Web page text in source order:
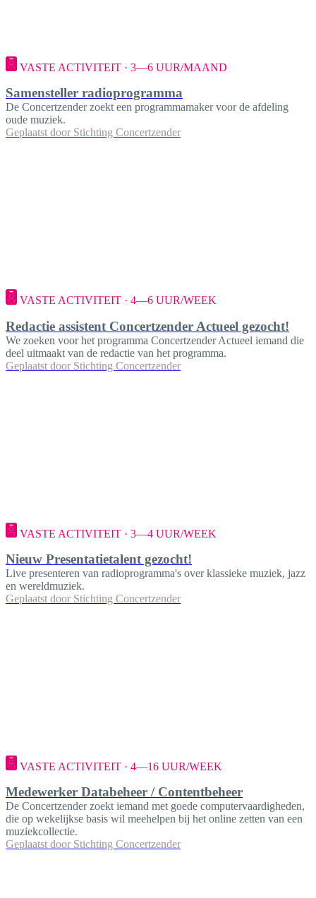
VASTE ACTIVITEIT · 3—6 UUR/MAAND
Samensteller radioprogramma
De Concertzender zoekt een programmamaker voor de afdeling
oude muziek.
Geplaatst door Stichting Concertzender
VASTE ACTIVITEIT · 4—6 UUR/WEEK
Redactie assistent Concertzender Actueel gezocht!
We zoeken voor het programma Concertzender Actueel iemand die
deel uitmaakt van de redactie van het programma.
Geplaatst door Stichting Concertzender
VASTE ACTIVITEIT · 3—4 UUR/WEEK
Nieuw Presentatietalent gezocht!
Live presenteren van radioprogramma's over klassieke muziek, jazz
en wereldmuziek.
Geplaatst door Stichting Concertzender
VASTE ACTIVITEIT · 4—16 UUR/WEEK
Medewerker Databeheer / Contentbeheer
De Concertzender zoekt iemand met goede computervaardigheden,
die op wekelijkse basis wil meehelpen bij het online zetten van een
muziekcollectie.
Geplaatst door Stichting Concertzender